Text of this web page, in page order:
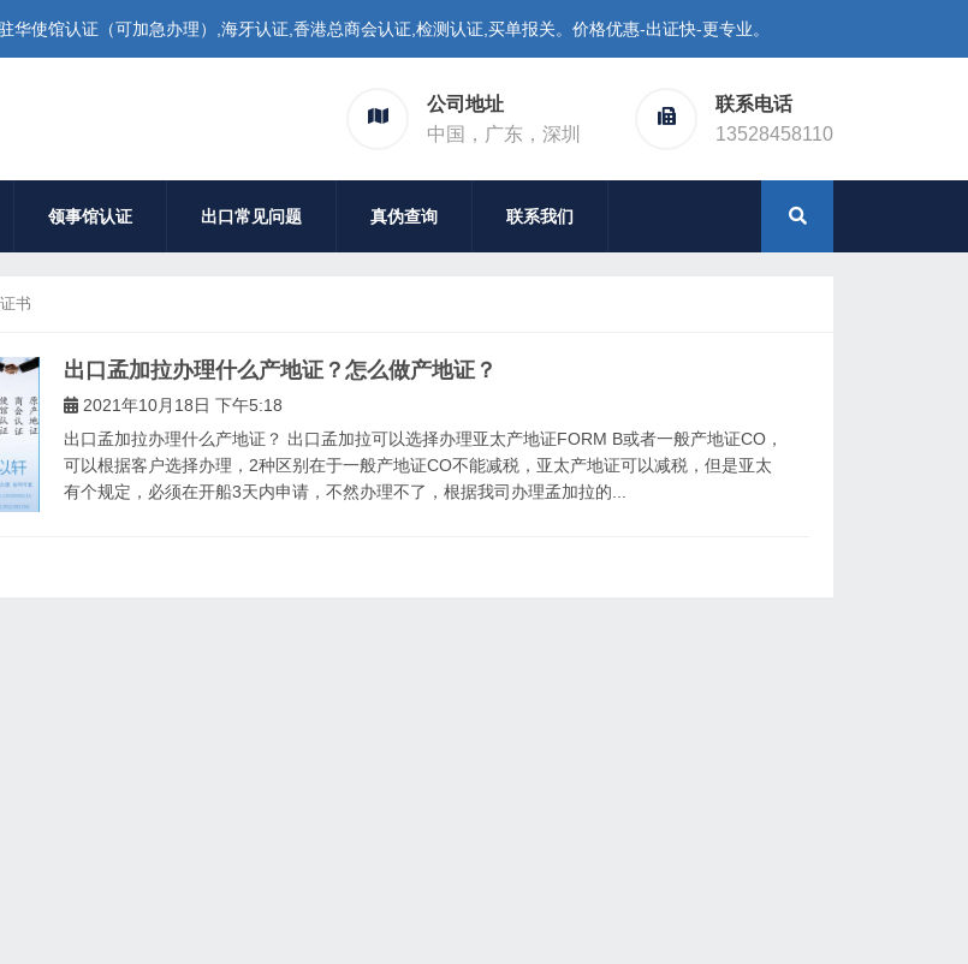
使馆认证（可加急办理）,海牙认证,香港总商会认证,检测认证,买单报关。价格优惠-出证快-更专业。
公司地址
中国，广东，深圳
联系电话
13528458110
领事馆认证 出口常见问题 真伪查询 联系我们
书
出口孟加拉办理什么产地证？怎么做产地证？
2021年10月18日 下午5:18
出口孟加拉办理什么产地证？ 出口孟加拉可以选择办理亚太产地证FORM B或者一般产地证CO，
可以根据客户选择办理，2种区别在于一般产地证CO不能减税，亚太产地证可以减税，但是亚太
有个规定，必须在开船3天内申请，不然办理不了，根据我司办理孟加拉的...